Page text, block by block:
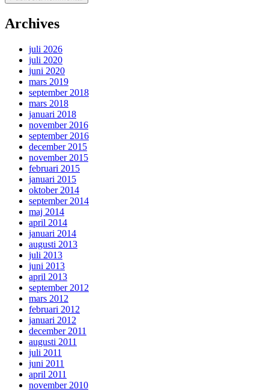
Archives
juli 2026
juli 2020
juni 2020
mars 2019
september 2018
mars 2018
januari 2018
november 2016
september 2016
december 2015
november 2015
februari 2015
januari 2015
oktober 2014
september 2014
maj 2014
april 2014
januari 2014
augusti 2013
juli 2013
juni 2013
april 2013
september 2012
mars 2012
februari 2012
januari 2012
december 2011
augusti 2011
juli 2011
juni 2011
april 2011
november 2010